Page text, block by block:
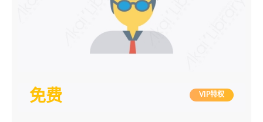
免费 VIP特权